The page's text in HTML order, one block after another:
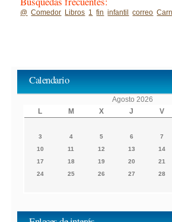
@ Comedor Libros 1 fin infantil correo
Calendario
Agosto 2026
L
M X J V
3
4 5 6 7
10
11 12 13 14
17
18 19 20 21
24
25 26 27 28